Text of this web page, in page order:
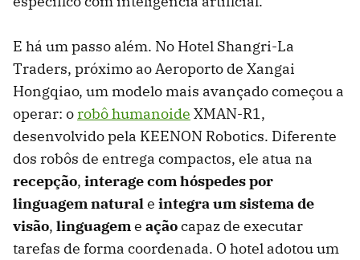
E há um passo além. No Hotel Shangri-La
Traders, próximo ao Aeroporto de Xangai
Hongqiao, um modelo mais avançado começou a
operar: orobô humanoide XMAN-R1,
desenvolvido pela KEENON Robotics. Diferente
dos robôs de entrega compactos, ele atua na
recepção, interage com hóspedes por
linguagem naturale integra um sistema de
visão, linguageme açãocapaz de executar
tarefas de forma coordenada. O hotel adotou um